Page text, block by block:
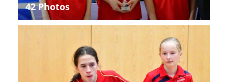
42 Photos